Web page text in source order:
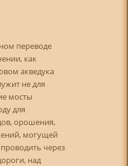
переводе
как
акведука
не для
мосты
для
орошения,
могущей
через
над